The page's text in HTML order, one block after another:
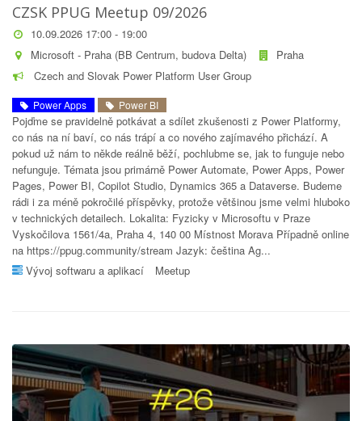
CZSK PPUG Meetup 09/2026
10.09.2026 17:00 - 19:00
Microsoft - Praha (BB Centrum, budova Delta)
Praha
Czech and Slovak Power Platform User Group
Power Apps Power BI
Pojďme se pravidelně potkávat a sdílet zkušenosti z Power Platformy,
co nás na ní baví, co nás trápí a co nového zajímavého přichází. A
pokud už nám to někde reálně běží, pochlubme se, jak to funguje nebo
nefunguje. Témata jsou primárně Power Automate, Power Apps, Power
Pages, Power BI, Copilot Studio, Dynamics 365 a Dataverse. Budeme
rádi i za méně pokročilé příspěvky, protože většinou jsme velmi hluboko
v technických detailech. Lokalita: Fyzicky v Microsoftu v Praze
Vyskočilova 1561/4a, Praha 4, 140 00 Místnost Morava Případně online
na https://ppug.community/stream Jazyk: čeština Ag...
Vývoj softwaru a aplikací
Meetup